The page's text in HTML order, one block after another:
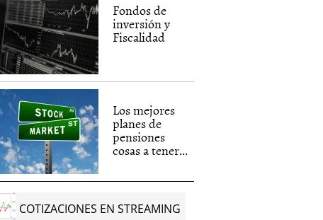
Fondos de
inversión y
Fiscalidad
Los mejores
planes de
pensiones
cosas a tener...
COTIZACIONES EN STREAMING